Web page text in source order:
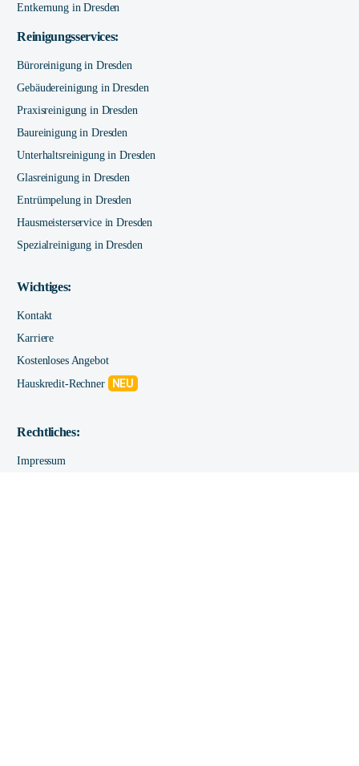
Entkernung in Dresden
Reinigungsservices:
Büroreinigung in Dresden
Gebäudereinigung in Dresden
Praxisreinigung in Dresden
Baureinigung in Dresden
Unterhaltsreinigung in Dresden
Glasreinigung in Dresden
Entrümpelung in Dresden
Hausmeisterservice in Dresden
Spezialreinigung in Dresden
Wichtiges:
Kontakt
Karriere
Kostenloses Angebot
Hauskredit-Rechner
NEU
Rechtliches:
Impressum